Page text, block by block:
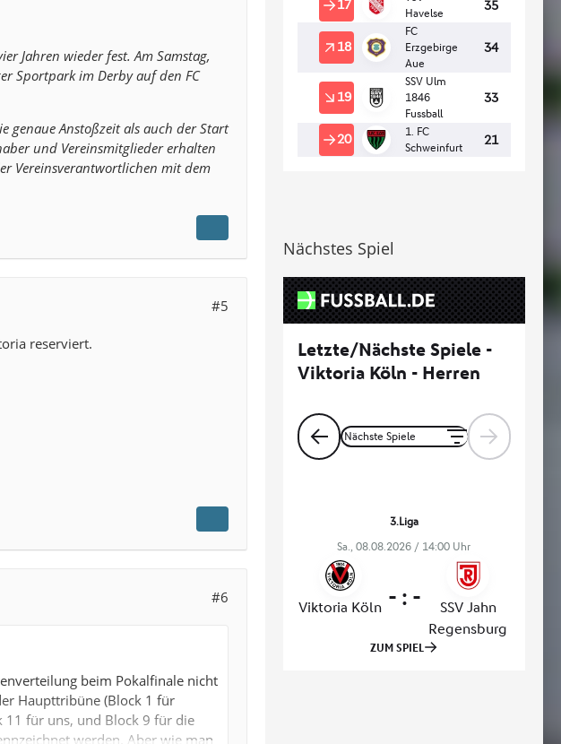
Jahren wieder fest. Am Samstag,
Sportpark im Derby auf den FC
genaue Anstoßzeit als auch der Start
und Vereinsmitglieder erhalten
Vereinsverantwortlichen mit dem
#5
reserviert.
#6
beim Pokalfinale nicht
Haupttribüne (Block 1 für
11 für uns, und Block 9 für die
werden. Aber wie man
Nächstes Spiel